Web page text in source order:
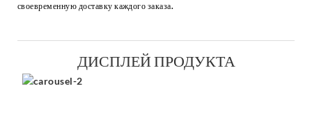
своевременную доставку каждого заказа.
ДИСПЛЕЙ ПРОДУКТА